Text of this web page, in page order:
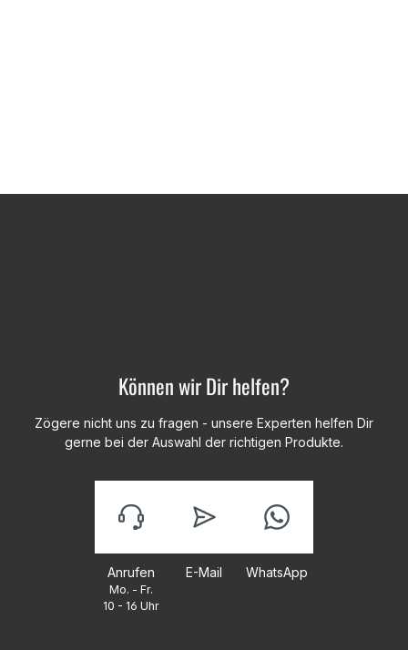
Können wir Dir helfen?
Zögere nicht uns zu fragen - unsere Experten helfen Dir
gerne bei der Auswahl der richtigen Produkte.
Anrufen
Mo. - Fr.
10 - 16 Uhr
E-Mail WhatsApp